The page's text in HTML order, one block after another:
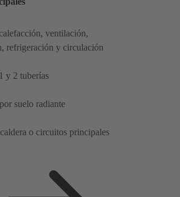
ventilación,
refrigeración y circulación
y 2 tuberías
suelo radiante
o circuitos principales